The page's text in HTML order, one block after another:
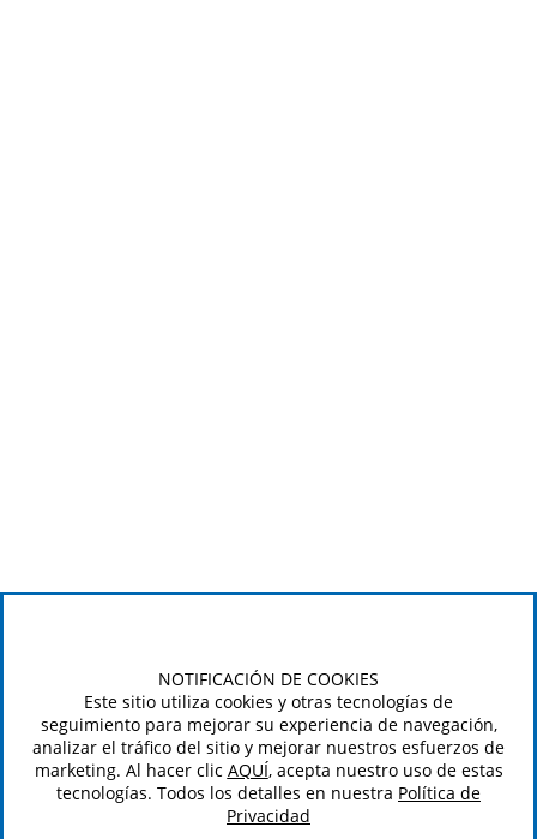
NOTIFICACIÓN DE COOKIES
Este sitio utiliza cookies y otras tecnologías de
seguimiento para mejorar su experiencia de navegación,
analizar el tráfico del sitio y mejorar nuestros esfuerzos de
marketing. Al hacer clic AQUÍ, acepta nuestro uso de estas
tecnologías. Todos los detalles en nuestra Política de
Privacidad